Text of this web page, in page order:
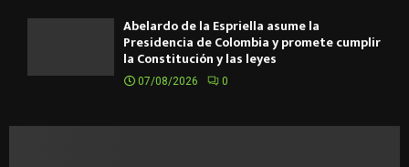
Abelardo de la Espriella asume la
Presidencia de Colombia y promete cumplir
la Constitución y las leyes
07/08/2026 0